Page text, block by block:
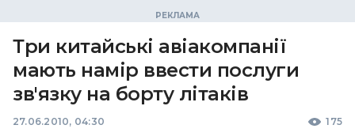
Три китайські авіакомпанії
мають намір ввести послуги
зв'язку на борту літаків
27.06.2010, 04:30 175